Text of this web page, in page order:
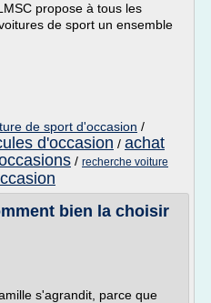
propose à tous les
de sport un ensemble
de sport d'occasion /
d'occasion / achat
/ recherche voiture
bien la choisir
s'agrandit, parce que